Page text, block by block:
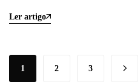
Ler artigo
1 2 3